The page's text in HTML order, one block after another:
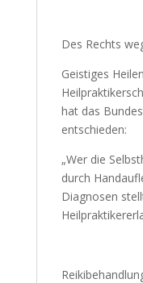
Des Rechts
Geistiges
hat das
entschieden:
„Wer die
durch
Diagnosen